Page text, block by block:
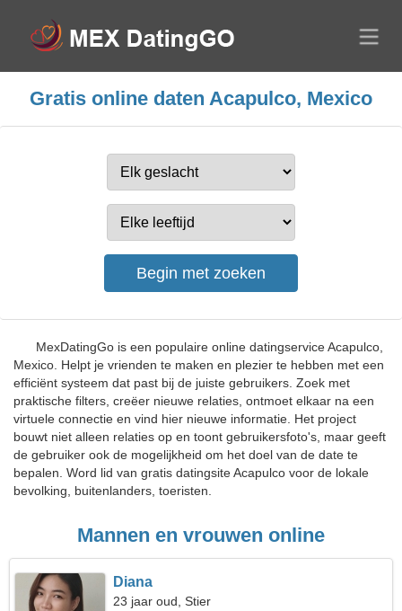
Gratis online daten Acapulco, Mexico
MexDatingGo is een populaire online datingservice Acapulco,
Mexico. Helpt je vrienden te maken en plezier te hebben met een
efficiënt systeem dat past bij de juiste gebruikers. Zoek met
praktische filters, creëer nieuwe relaties, ontmoet elkaar na een
virtuele connectie en vind hier nieuwe informatie. Het project
bouwt niet alleen relaties op en toont gebruikersfoto's, maar geeft
de gebruiker ook de mogelijkheid om het doel van de date te
bepalen. Word lid van gratis datingsite Acapulco voor de lokale
bevolking, buitenlanders, toeristen.
Mannen en vrouwen online
Diana
23 jaar oud, Stier